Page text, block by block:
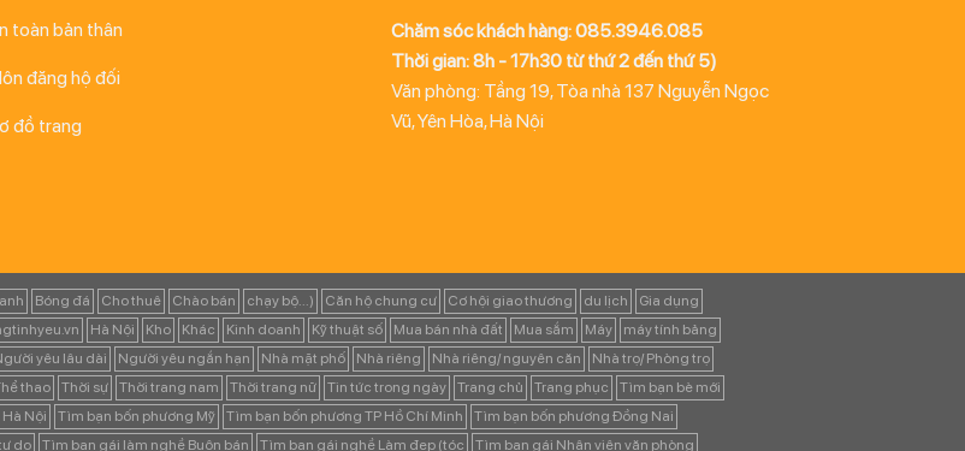
toàn bản thân
đăng hộ đối
đồ trang
Chăm sóc khách hàng: 085.3946.085
Thời gian: 8h - 17h30 từ thứ 2 đến thứ 5)
Văn phòng: Tầng 19, Tòa nhà 137 Nguyễn Ngọc
Vũ, Yên Hòa, Hà Nội
Bóng đá Cho thuê Chào bán chạy bộ...) Căn hộ chung cư Cơ hội giao thương du lịch
Gia dụng
Hà Nội Kho Khác Kinh doanh Kỹ thuật số Mua bán nhà đất Mua sắm Máy
máy tính bảng
yêu lâu dài Người yêu ngắn hạn Nhà mặt phố Nhà riêng Nhà riêng/ nguyên căn
Nhà trọ/ Phòng trọ
thao Thời sự Thời trang nam Thời trang nữ Tin tức trong ngày Trang chủ Trang phục
Tìm bạn bè mới
Nội Tìm bạn bốn phương Mỹ Tìm bạn bốn phương TP Hồ Chí Minh
Tìm bạn bốn phương Đồng Nai
do Tìm bạn gái làm nghề Buôn bán Tìm bạn gái nghề Làm đẹp (tóc Tìm bạn gái Nhân viên văn phòng